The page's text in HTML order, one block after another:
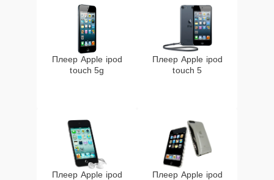
Плеер Apple ipod
touch 5g
Плеер Apple ipod
touch 5
Плеер Apple ipod
Плеер Apple ipod